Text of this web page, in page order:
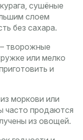
сушёные
слоем
без сахара.
творожные
или мелко
и
моркови или
часто продаются
из овощей.